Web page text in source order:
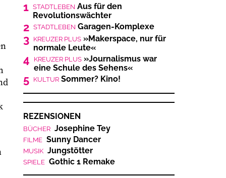
1 STADTLEBEN Aus für den
Revolutionswächter
2 STADTLEBEN Garagen-Komplexe
3 KREUZER PLUS »Makerspace, nur für
normale Leute«
4 KREUZER PLUS »Journalismus war
eine Schule des Sehens«
5 KULTUR Sommer? Kino!
REZENSIONEN
BÜCHER Josephine Tey
FILME Sunny Dancer
MUSIK Jungstötter
SPIELE Gothic 1 Remake